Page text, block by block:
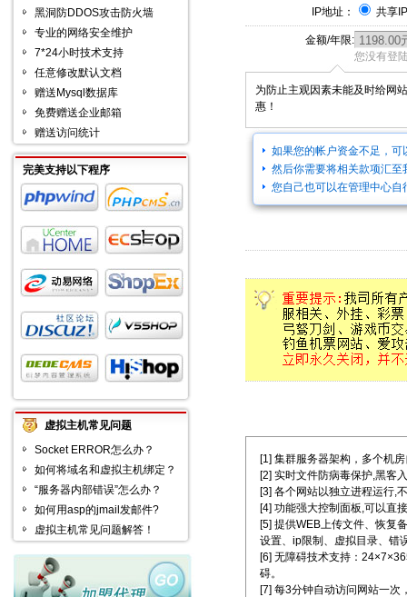
黑洞防DDOS攻击防火墙
专业的网络安全维护
7*24小时技术支持
任意修改默认文档
赠送Mysql数据库
免费赠送企业邮箱
赠送访问统计
完美支持以下程序
虚拟主机常见问题
Socket ERROR怎么办？
如何将域名和虚拟主机绑定？
“服务器内部错误”怎么办？
如何用asp的jmail发邮件?
虚拟主机常见问题解答！
IP地址： 共享IP
金额/年限:
您没有登
为防止主观因素未能及时给网
惠！
如果您的帐户资金不足，
然后你需要将相关款项汇
您自己也可以在管理中心
[1] 集群服务器架构，多个机
[2] 实时文件防病毒保护,黑客
[3] 各个网站以独立进程运行,
[4] 功能强大控制面板,可以直
[5] 提供WEB上传文件、恢复
设置、ip限制、虚拟目录、错
[6] 无障碍技术支持：
碍。
[7] 每3分钟自动访问网站一次